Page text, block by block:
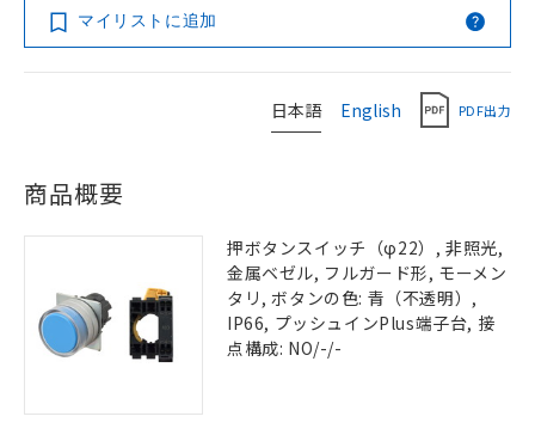
マイリストに追加
日本語 English PDF出力
商品概要
押ボタンスイッチ（φ22）, 非照光,
金属ベゼル, フルガード形, モーメン
タリ, ボタンの色: 青（不透明）,
IP66, プッシュインPlus端子台, 接
点構成: NO/-/-